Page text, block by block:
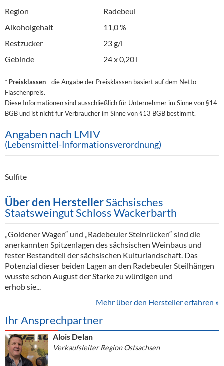
Region
Radebeul
Alkoholgehalt
11,0 %
Restzucker
23 g/l
Gebinde
24 x 0,20 l
* Preisklassen- die Angabe der Preisklassen basiert auf dem Netto-
Flaschenpreis.
Diese Informationen sind ausschließlich für Unternehmer im Sinne von §14
BGB und ist nicht für Verbraucher im Sinne von §13 BGB bestimmt.
Angaben nach LMIV
(Lebensmittel-Informationsverordnung)
Sulfite
Über den HerstellerSächsisches
Staatsweingut Schloss Wackerbarth
„Goldener Wagen“ und „Radebeuler Steinrücken“ sind die
anerkannten Spitzenlagen des sächsischen Weinbaus und
fester Bestandteil der sächsischen Kulturlandschaft. Das
Potenzial dieser beiden Lagen an den Radebeuler Steilhängen
wusste schon August der Starke zu würdigen und
erhob sie...
Mehr über den Hersteller erfahren »
Ihr Ansprechpartner
Alois Delan
Verkaufsleiter Region Ostsachsen